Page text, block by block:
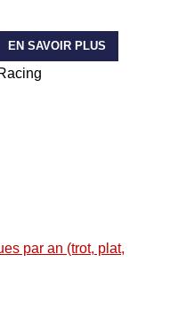
EN SAVOIR PLUS
par an (trot, plat,